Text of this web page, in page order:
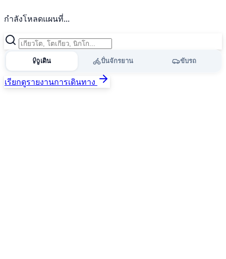
กำลังโหลดแผนที่...
เดิน ปั่นจักรยาน ขับรถ
เรียกดูรายงานการเดินทาง